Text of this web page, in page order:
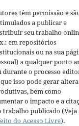
têm permissão e
a publicar e
seu trabalho
em repositórios
ou na sua
a qualquer ponto
durante o processo
isso pode gerar
bem como
o impacto e a
trabalho publicado (Veja
do Acesso Livre).